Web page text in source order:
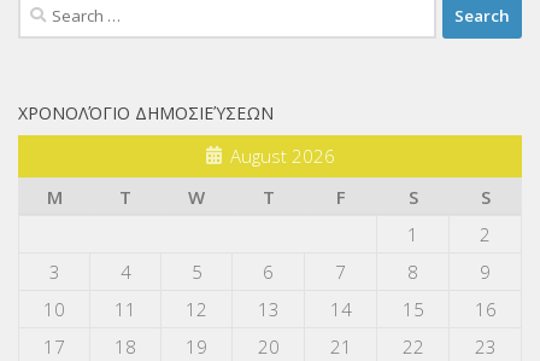
Search
for:
ΧΡΟΝΟΛΌΓΙΟ ΔΗΜΟΣΙΕΎΣΕΩΝ
August 2026
M
T W T F S
S
1
2
3
4 5 6 7 8
9
10
11 12 13 14 15
16
17
18 19 20 21 22
23